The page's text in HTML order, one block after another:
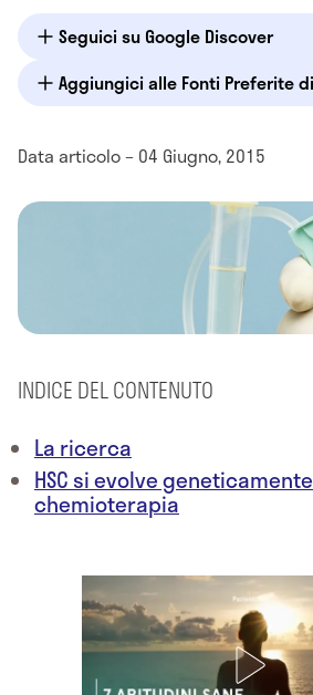
Seguici su Google Discover
Aggiungici alle Fonti Preferite
Data articolo – 04 Giugno, 2015
INDICE DEL CONTENUTO
La ricerca
HSC si evolve
chemioterapia